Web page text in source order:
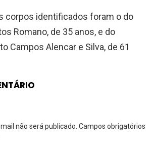
corpos identificados foram o do
Romano, de 35 anos, e do
Campos Alencar e Silva, de 61
não será publicado. Campos obrigatórios